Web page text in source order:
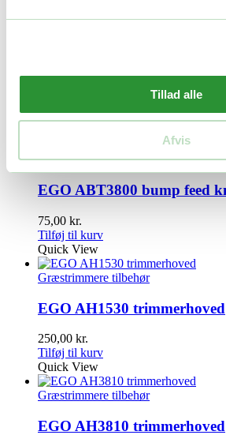
Tillad alle
Afvis
Vægt 1 kg
Relaterede produkter
Græstrimmere tilbehør
EGO ABT3800 bump feed
75,00 kr.
Tilføj til kurv
Quick View
Græstrimmere tilbehør
EGO AH1530 trimmerhoved
250,00 kr.
Tilføj til kurv
Quick View
Græstrimmere tilbehør
EGO AH3810 trimmerhoved